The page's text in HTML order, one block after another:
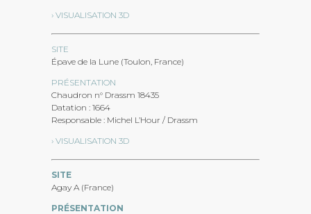
› VISUALISATION 3D
SITE
Épave de la Lune (Toulon, France)
PRÉSENTATION
Chaudron n° Drassm 18435
Datation : 1664
Responsable : Michel L’Hour / Drassm
› VISUALISATION 3D
SITE
Agay A (France)
PRÉSENTATION